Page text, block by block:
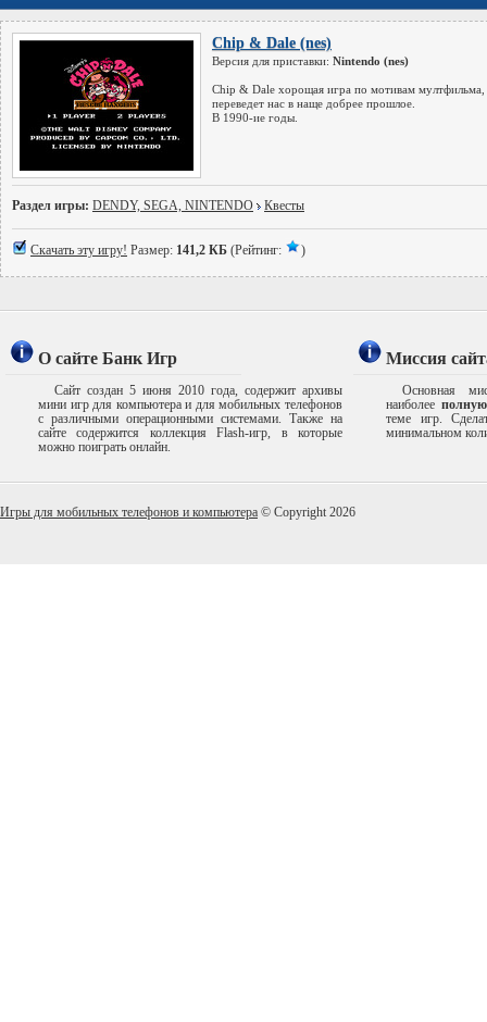
Chip & Dale (nes)
Версия для приставки: Nintendo (nes)
Chip & Dale хорощая игра по мотивам мултфильма,
переведет нас в наще добрее прошлое.
В 1990-ие годы.
Раздел игры: DENDY, SEGA, NINTENDO Квесты
Скачать эту игру! Размер: 141,2 КБ (Рейтинг: )
О сайте Банк Игр
Сайт создан 5 июня 2010 года, содержит архивы
мини игр для компьютера и для мобильных телефонов
с различными операционными системами. Также на
сайте содержится коллекция Flash-игр, в которые
можно поиграть онлайн.
Миссия
Основная
наиболее
теме игр.
минимальном
Игры для мобильных телефонов и компьютера © Copyright 2026